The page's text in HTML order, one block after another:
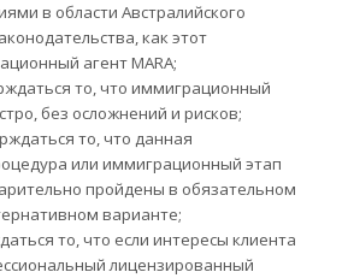
в области Австралийского
как этот
агент MARA;
то, что иммиграционный
без осложнений и рисков;
то, что данная
или иммиграционный этап
пройдены в обязательном
варианте;
то, что если интересы клиента
лицензированный